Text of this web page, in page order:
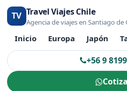
TV Travel Viajes Chile
Agencia de viajes en Santiago de
Inicio Europa Japón
+56 9